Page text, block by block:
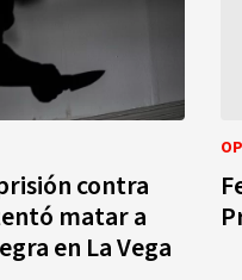
contra
matar a
en La Vega